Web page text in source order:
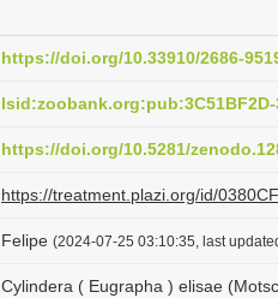
https://doi.org/10.33910/2686-
lsid:zoobank.org:pub:3C51BF2D-
https://doi.org/10.5281/
https://treatment.plazi.org/id/
Felipe (2024-07-25 03:10:35, last
Cylindera ( Eugrapha ) elisae